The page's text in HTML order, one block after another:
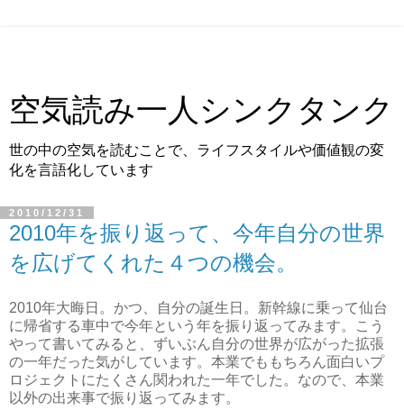
空気読み一人シンクタンク
世の中の空気を読むことで、ライフスタイルや価値観の変
化を言語化しています
2010/12/31
2010年を振り返って、今年自分の世界
を広げてくれた４つの機会。
2010年大晦日。かつ、自分の誕生日。新幹線に乗って仙台
に帰省する車中で今年という年を振り返ってみます。こう
やって書いてみると、ずいぶん自分の世界が広がった拡張
の一年だった気がしています。本業でももちろん面白いプ
ロジェクトにたくさん関われた一年でした。なので、本業
以外の出来事で振り返ってみます。